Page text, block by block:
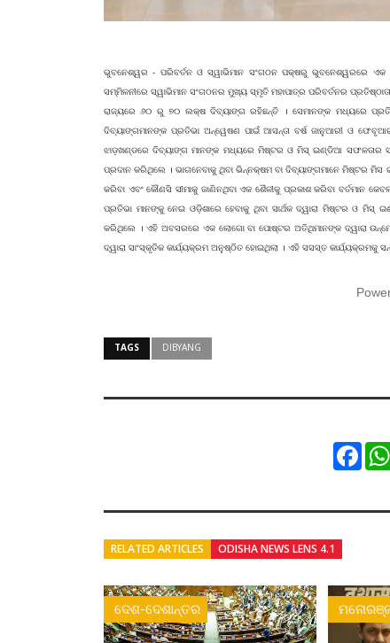
ଭୁବନେଶ୍ୱର - ପରିବର୍ତନ ଓ ସ୍ୱାଭିମାନ ସଂଗଠନ ପକ୍ଷରୁ ଭୁବନେଶ୍ୱରରେ ଏକ
ସମ୍ମିଳନୀରେ ସ୍ୱାଭିମାନ ସଂଗଠନର ମୁଖ୍ୟ ସ୍ମୃତି ମହାପାତ୍ର ପରିବର୍ତନର
ରାଜ୍ୟରେ ୬୦ ରୁ ୭୦ ଲକ୍ଷ ଦିବ୍ୟାଙ୍ଗ ରହିଛନ୍ତି । ସେମାନଙ୍କ ମଧ୍ୟରେ
ଦିବ୍ୟାଙ୍ଗମାନଙ୍କ ପ୍ରତିଭା ଅନ୍ୱେଷଣ ପାଇଁ ଆସନ୍ତା ବର୍ଷ ଜାନୁଆରୀ ଓ
ଝାଡ଼ଖଣ୍ଡରେ ଦିବ୍ୟାଙ୍ଗ ମାନଙ୍କ ମଧ୍ୟରେ ମିଷ୍ଟର ଓ ମିସ୍ ଇଣ୍ଡିଆ ସଫଳତାର
ପ୍ରଦାନ କରିଥିଲେ । ଭାଗନେବାକୁ ଥିବା ଭିନ୍ନକ୍ଷମ ବା ଦିବ୍ୟାଙ୍ଗମାନେ ମିଷ୍ଟର
କରିବା ଏବଂ କୌଣସି ସୀମାକୁ ଜାଣିନଥିବା ଏକ ଶୈଳୀକୁ ପ୍ରକାଶ କରିବା ବର୍ତମାନ
ପ୍ରତିଭା ମାନଙ୍କୁ ନେଇ ଓଡ଼ିଶାରେ ହେବାକୁ ଥିବା ସାର୍ଥକ ଦ୍ୱାରା ମିଷ୍ଟର ଓ
କରିଥିଲେ । ଏହି ଅବସରରେ ଏକ ଲୋଗୋ ବା ପୋଷ୍ଟର ଅତିଥିମାନଙ୍କ ଦ୍ୱାରା
ଦ୍ୱାରା ସାଂସ୍କୃତିକ କାର୍ଯ୍ୟକ୍ରମ ଅନୁଷ୍ଠିତ ହୋଇଥିଲା । ଏହି ସସସ୍ତ କାର୍ଯ୍ୟକ୍ରମକୁ
TAGS DIBYANG
RELATED ARTICLES ODISHA NEWS LENS 4.1
ଦେଶ-ଦେଶାନ୍ତର